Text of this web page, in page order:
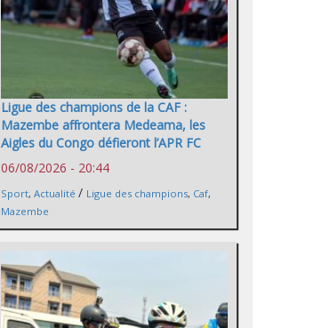
Ligue des champions de la CAF :
Mazembe affrontera Medeama, les
Aigles du Congo défieront l’APR FC
06/08/2026 - 20:44
Sport, Actualité / Ligue des champions, Caf,
Mazembe